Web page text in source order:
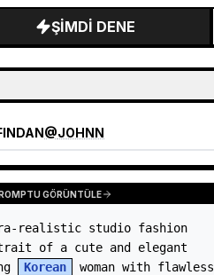
Wide 16:9 white stu…
ŞIMDI DENE
@JOHNN
GÖRÜNTÜLE
realistic studio fashion
of a cute and elegant
Korean
woman with flawless